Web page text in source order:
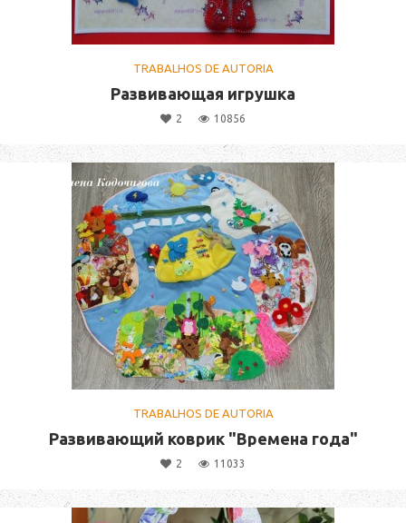
TRABALHOS DE AUTORIA
Развивающая игрушка
2 10856
TRABALHOS DE AUTORIA
Развивающий коврик "Времена года"
2 11033